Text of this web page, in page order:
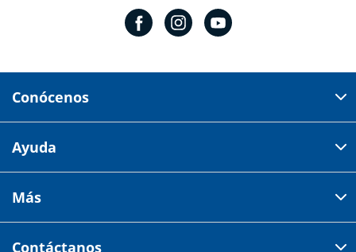
Conócenos
Av 18 de marzo # 309. Colonia la Nogalera.
Tiendas
Ayuda
Centro de ayuda
Más
Contáctanos